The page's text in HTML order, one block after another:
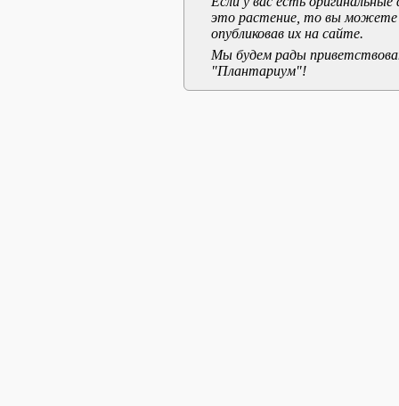
это растение, то вы можете
опубликовав их на сайте.
Мы будем рады
"Плантариум"!